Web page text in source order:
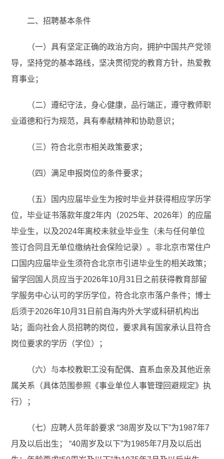
二、招聘基本条件
（一）具有坚定正确的政治方向，拥护中国共产党领
导，坚持党的基本路线，坚决贯彻党的教育方针，热爱教
育事业；
（二）遵纪守法，身心健康，品行端正，遵守教师职
业道德和行为规范，具有奉献精神和协助意识；
（三）符合北京市相关政策要求；
（四）满足申报岗位的条件要求；
（五）国内应届毕业生为按时毕业并获得相应学历学
位，毕业证书落款年度2年内（2025年、2026年）的应届
毕业生，以及2024年离校未就业毕业生（未与任何单位
签订合同且无单位缴纳社会保险记录）。非北京市常住户
口国内应届毕业生须符合北京市引进毕业生的相关政策；
留学回国人员应当于2026年10月31日之前获得教育部留
学服务中心认可的学历学位，符合北京市落户条件；博士
后须于2026年10月31日前自海内外大学或科研机构出
站；面向社会人员招聘的岗位，要求具有国家承认且符合
岗位要求的学历（学位）；
（六）与本校教职工没有配偶、直系血亲及其他近亲
属关系（具体范围参照《事业单位人事管理回避规定》执
行）；
（七）应聘人员年龄要求 “38周岁及以下”为1987年7
月及以后出生； “40周岁及以下”为1985年7月及以后出